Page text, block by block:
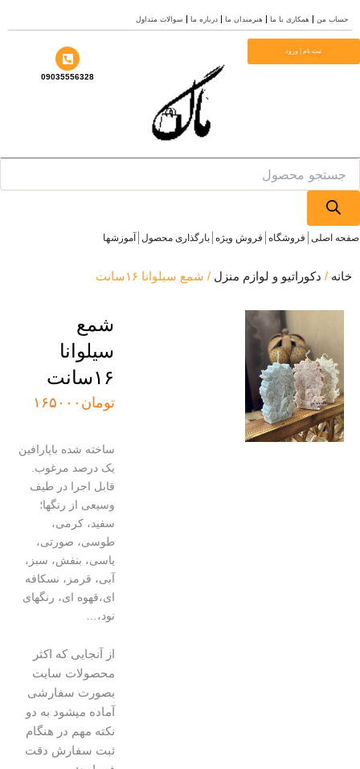
همکاری با ما هنرمندان ما درباره ما سوالات متداول
ثبت نام | ورود
09035556328
فروشگاه فروش ویژه بارگذاری محصول آموزشها
دکوراتیو و لوازم منزل/ شمع سیلوانا ۱۶سانت
شمع
سیلوانا
تومان۱۶۵۰۰۰
ساخته شده باپارافین
یک درصد مرغوب.
قابل اجرا در طیف
وسیعی از رنگها؛
سفید، کرمی،
طوسی، صورتی،
یاسی، بنفش، سبز،
آبی، قرمز، نسکافه
ای،قهوه ای، رنگهای
از آنجایی که اکثر
محصولات سایت
بصورت سفارشی
آماده میشود به دو
نکته مهم در هنگام
ثبت سفارش دقت